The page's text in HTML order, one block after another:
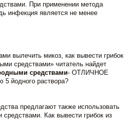
При применении метода
инфекция является не менее
вылечить микоз, как вывести грибок
средствами» читатель найдет
средствами- ОТЛИЧНОЕ
йодного раствора?
предлагают также использовать
Как вывести грибок из